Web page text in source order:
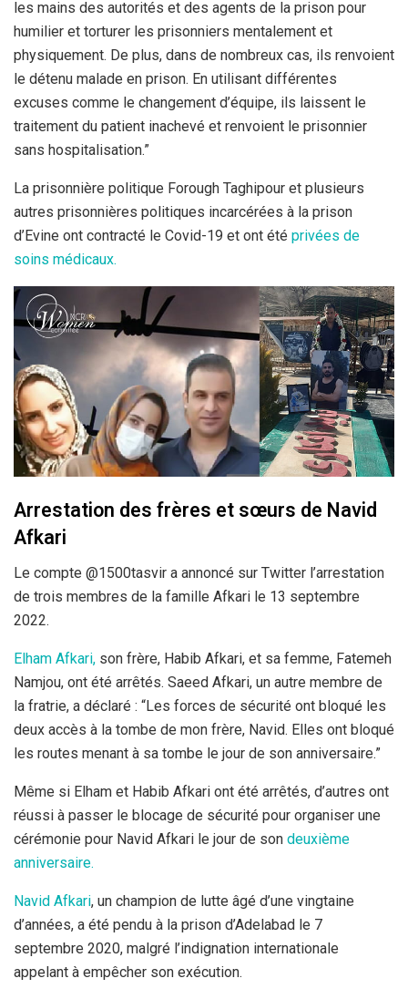
les mains des autorités et des agents de la prison pour
humilier et torturer les prisonniers mentalement et
physiquement. De plus, dans de nombreux cas, ils renvoient
le détenu malade en prison. En utilisant différentes
excuses comme le changement d’équipe, ils laissent le
traitement du patient inachevé et renvoient le prisonnier
sans hospitalisation.”
La prisonnière politique Forough Taghipour et plusieurs
autres prisonnières politiques incarcérées à la prison
d’Evine ont contracté le Covid-19 et ont été privées de
soins médicaux.
Arrestation des frères et sœurs de Navid
Afkari
Le compte @1500tasvir a annoncé sur Twitter l’arrestation
de trois membres de la famille Afkari le 13 septembre
2022.
Elham Afkari, son frère, Habib Afkari, et sa femme, Fatemeh
Namjou, ont été arrêtés. Saeed Afkari, un autre membre de
la fratrie, a déclaré : “Les forces de sécurité ont bloqué les
deux accès à la tombe de mon frère, Navid. Elles ont bloqué
les routes menant à sa tombe le jour de son anniversaire.”
Même si Elham et Habib Afkari ont été arrêtés, d’autres ont
réussi à passer le blocage de sécurité pour organiser une
cérémonie pour Navid Afkari le jour de son deuxième
anniversaire.
Navid Afkari, un champion de lutte âgé d’une vingtaine
d’années, a été pendu à la prison d’Adelabad le 7
septembre 2020, malgré l’indignation internationale
appelant à empêcher son exécution.